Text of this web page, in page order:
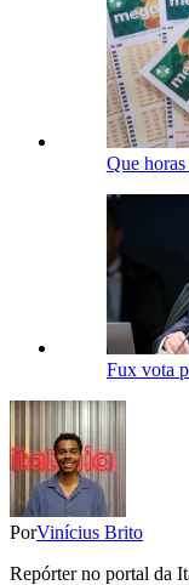
Que
Fux vota
PorVinícius Brito
Repórter no portal da